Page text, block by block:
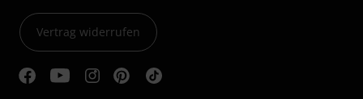
Vertrag widerrufen